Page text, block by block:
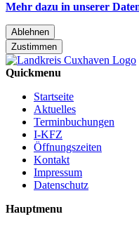
Mehr dazu in unserer
Ablehnen
Zustimmen
Quickmenu
Startseite
Aktuelles
Terminbuchungen
I-KFZ
Öffnungszeiten
Kontakt
Impressum
Datenschutz
Hauptmenu